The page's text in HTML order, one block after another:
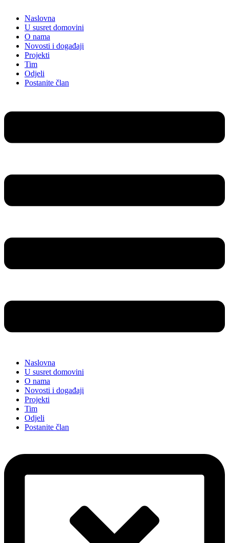
Naslovna
U susret domovini
O nama
Novosti i događaji
Projekti
Tim
Odjeli
Postanite član
Naslovna
U susret domovini
O nama
Novosti i događaji
Projekti
Tim
Odjeli
Postanite član